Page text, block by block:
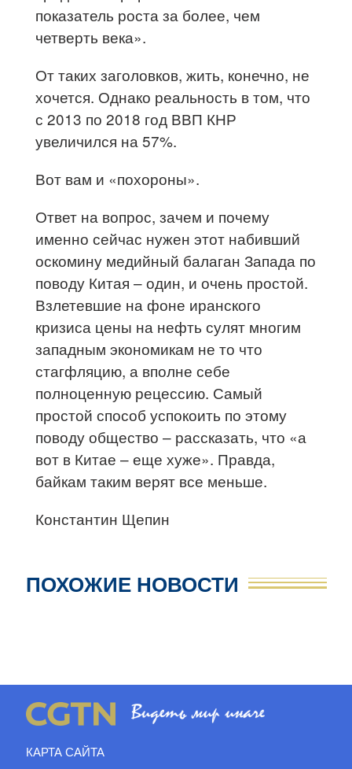
показатель роста за более, чем
четверть века».
От таких заголовков, жить, конечно, не
хочется. Однако реальность в том, что
с 2013 по 2018 год ВВП КНР
увеличился на 57%.
Вот вам и «похороны».
Ответ на вопрос, зачем и почему
именно сейчас нужен этот набивший
оскомину медийный балаган Запада по
поводу Китая – один, и очень простой.
Взлетевшие на фоне иранского
кризиса цены на нефть сулят многим
западным экономикам не то что
стагфляцию, а вполне себе
полноценную рецессию. Самый
простой способ успокоить по этому
поводу общество – рассказать, что «а
вот в Китае – еще хуже». Правда,
байкам таким верят все меньше.
Константин Щепин
ПОХОЖИЕ НОВОСТИ
КАРТА САЙТА